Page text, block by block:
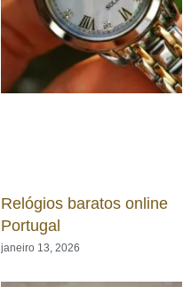
Relógios baratos online
Portugal
janeiro 13, 2026